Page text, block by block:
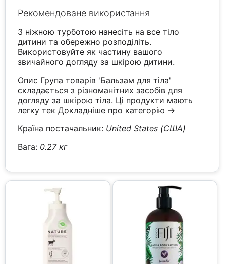
Рекомендоване використання
З ніжною турботою нанесіть на все тіло
дитини та обережно розподіліть.
Використовуйте як частину вашого
звичайного догляду за шкірою дитини.
Опис Група товарів 'Бальзам для тіла'
складається з різноманітних засобів для
догляду за шкірою тіла. Ці продукти мають
легку текДокладніше про категорію →
Країна постачальник: United States (США)
Вага: 0.27 кг